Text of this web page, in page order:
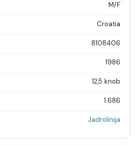
M/F
Croatia
8108406
1986
12,5 knob
1.686
Jadrolinija